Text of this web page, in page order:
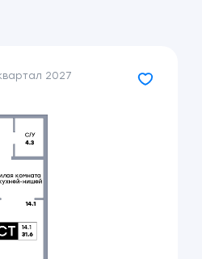
квартал 2027